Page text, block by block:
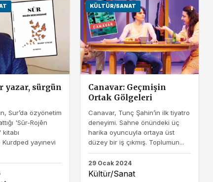
yazar, sürgün
Sur’da özyönetim
'Sûr-Rojên
Kurdped yayınevi
KÜLTÜR/SANAT
Canavar: Geçmişin
Ortak Gölgeleri
Canavar, Tunç Şahin’in ilk tiyatro
deneyimi. Sahne önündeki üç
harika oyuncuyla ortaya üst
düzey bir iş çıkmış. Toplumun...
29 Ocak 2024
Kültür/Sanat